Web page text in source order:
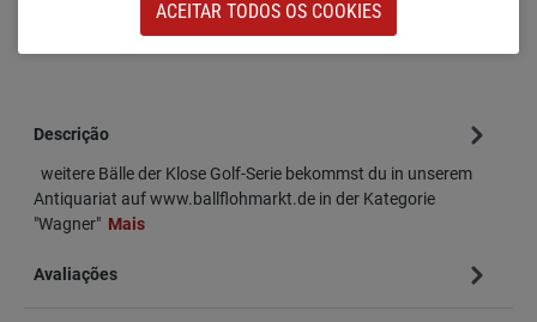
Número de produto:
Descrição
weitere Bälle der Klose Golf-Serie bekommst du in unserem
Antiquariat auf www.ballflohmarkt.de in der Kategorie
"Wagner" Mais
Avaliações
ACEITAR TODOS OS COOKIES